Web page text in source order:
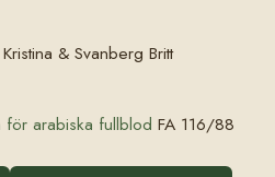
& Svanberg Britt
för arabiska fullblod FA 116/88